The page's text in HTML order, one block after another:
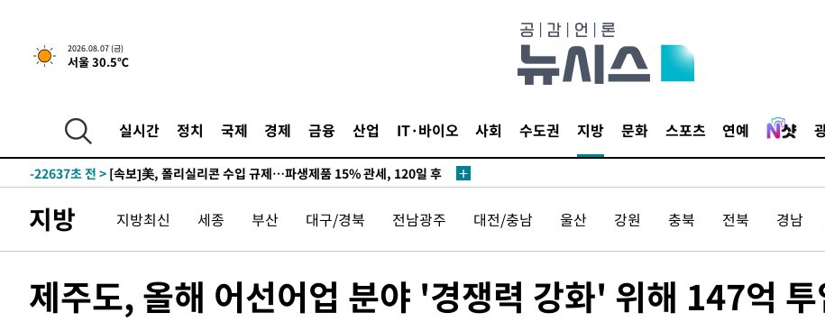
2026.08.07 (금)
서울 30.5℃
실시간 정치 국제 경제 금융 산업 IT·바이오 사회 수도권 지방 문화 스포츠 연예
-18488초 전 >[속보] 뉴욕증시, 일제 하락 마감…나스닥 0.06%↓
-28958초 전 >
입추에도 극한더위…서울 낮 39도 '폭염중대경보'
-23922초 전 >
례 큰 폭발음
-22637초 전 > [속보]美, 폴리실리콘 수입 규제…파생제품 15% 관세, 120일 후
-18488초 전 >
[속보] 뉴욕증시, 일제 하락 마감…나스닥 0.06%↓
-29660초 전 >시리아 다마스쿠스 교외에서 미니버스 폭발.. 14명 부상, 3명은 중
-23922초 전 >이란, 호르무즈서 "적국 목표물들"과 대치로 남부 케슘섬에서 두차
지방 지방최신 세종 부산 대구/경북 전남광주 대전/충남 울산 강원 충북 전북 경남
제주도, 올해 어선어업 분야 '경쟁력 강화' 위해 147억 투